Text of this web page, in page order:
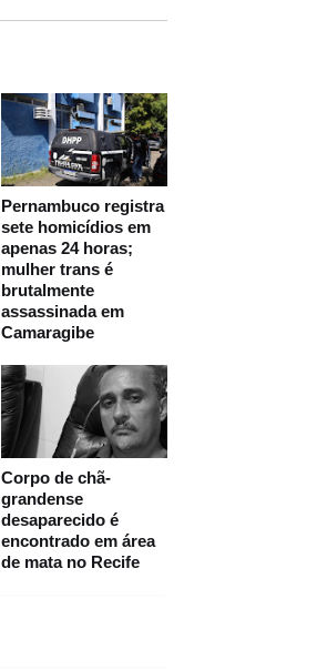
Pernambuco registra
sete homicídios em
apenas 24 horas;
mulher trans é
brutalmente
assassinada em
Camaragibe
Corpo de chã-
grandense
desaparecido é
encontrado em área
de mata no Recife